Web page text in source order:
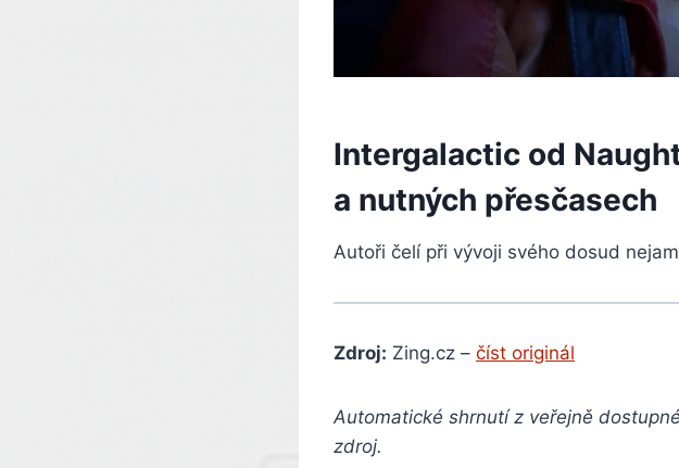
Intergalactic od
a nutných přesčasech
Autoři čelí při vývoji svého dosud
Zdroj: Zing.cz – číst originál
Automatické shrnutí z veřejně
zdroj.